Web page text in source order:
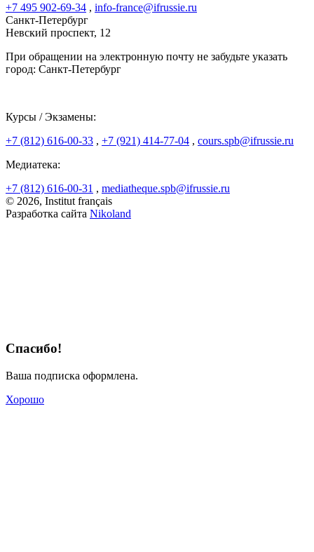
+7 495 902-69-34 , info-france@ifrussie.ru
Санкт-Петербург
Невский проспект, 12
При обращении на электронную почту не забудьте указать
город: Санкт-Петербург
Курсы / Экзамены:
+7 (812) 616-00-33 , +7 (921) 414-77-04 , cours.spb@ifrussie.ru
Медиатека:
+7 (812) 616-00-31 , mediatheque.spb@ifrussie.ru
© 2026, Institut français
Разработка сайта Nikoland
Спасибо!
Ваша подписка оформлена.
Хорошо